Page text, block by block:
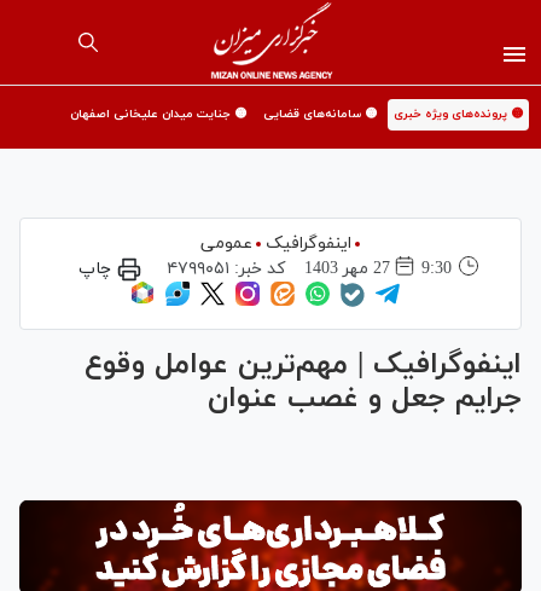
🟡 پرونده‌های ویژه خبری 🟡 سامانه‌های قضایی 🟡 جنایت میدان علیخانی اصفهان
اینفوگرافیک
عمومی
9:30
27 مهر 1403 کد خبر: ۴۷۹۹۰۵۱ چاپ
اینفوگرافیک | مهم‌ترین عوامل وقوع
جرایم جعل و غصب عنوان